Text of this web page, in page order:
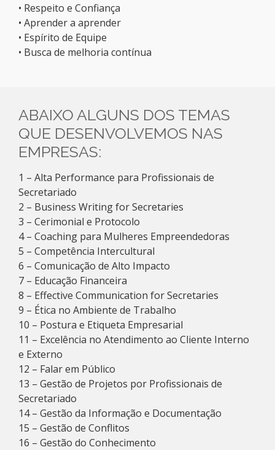
• Respeito e Confiança
• Aprender a aprender
• Espírito de Equipe
• Busca de melhoria contínua
ABAIXO ALGUNS DOS TEMAS
QUE DESENVOLVEMOS NAS
EMPRESAS:
1 – Alta Performance para Profissionais de
Secretariado
2 – Business Writing for Secretaries
3 – Cerimonial e Protocolo
4 – Coaching para Mulheres Empreendedoras
5 – Competência Intercultural
6 – Comunicação de Alto Impacto
7 – Educação Financeira
8 – Effective Communication for Secretaries
9 – Ética no Ambiente de Trabalho
10 – Postura e Etiqueta Empresarial
11 – Excelência no Atendimento ao Cliente Interno
e Externo
12 – Falar em Público
13 – Gestão de Projetos por Profissionais de
Secretariado
14 – Gestão da Informação e Documentação
15 – Gestão de Conflitos
16 – Gestão do Conhecimento